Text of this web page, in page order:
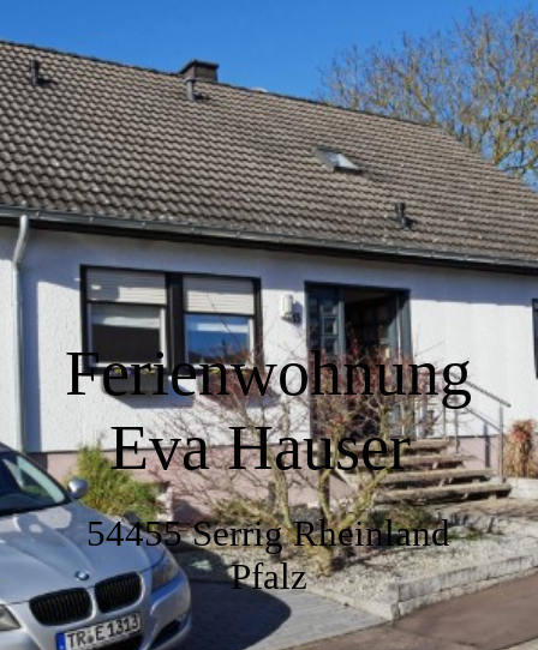
Ferienwohnung
Eva Hauser
54455 Serrig Rheinland
Pfalz
Home
Wir über uns
Wohnen
Küche
Schlafen
Bad
Der Garten